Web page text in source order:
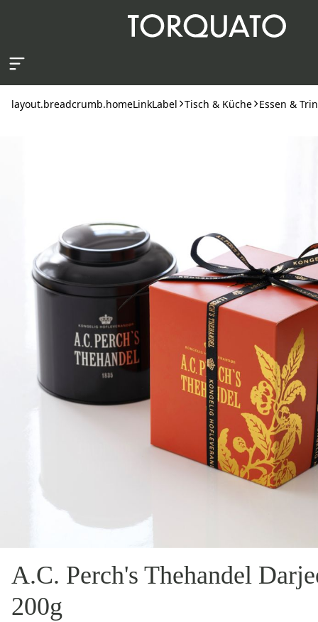
layout.breadcrumb.homeLinkLabel Tisch & Küche Essen &
A.C. Perch's Thehandel
200g